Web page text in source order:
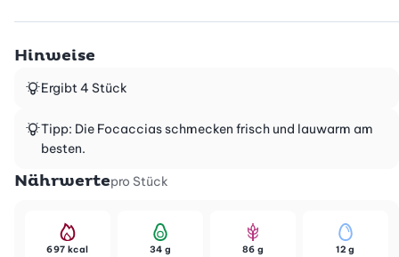
Hinweise
Ergibt 4 Stück
Tipp: Die Focaccias schmecken frisch und lauwarm am
besten.
Nährwertepro Stück
697 kcal 34 g 86 g 12 g